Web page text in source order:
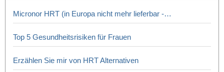
Micronor HRT (in Europa nicht mehr lieferbar -…
Top 5 Gesundheitsrisiken für Frauen
Erzählen Sie mir von HRT Alternativen